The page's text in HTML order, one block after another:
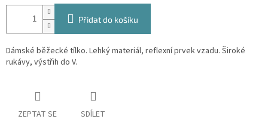
Přidat do košíku
Dámské běžecké tílko. Lehký materiál, reflexní prvek vzadu. Široké
rukávy, výstřih do V.
ZEPTAT SE SDÍLET